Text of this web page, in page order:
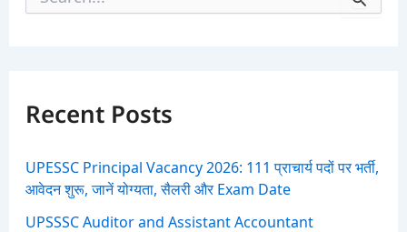
e
f
o
:
Recent Posts
UPESSC Principal Vacancy 2026: 111 प्राचार्य पदों पर भर्ती,
आवेदन शुरू, जानें योग्यता, सैलरी और Exam Date
UPSSSC Auditor and Assistant Accountant